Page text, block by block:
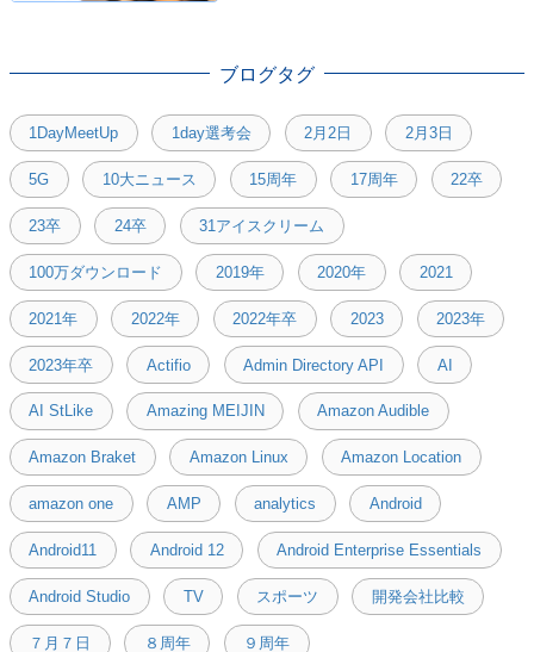
ブログタグ
1DayMeetUp 1day選考会 2月2日 2月3日
5G 10大ニュース 15周年 17周年 22卒
23卒 24卒 31アイスクリーム
100万ダウンロード 2019年 2020年 2021
2021年 2022年 2022年卒 2023 2023年
2023年卒 Actifio Admin Directory API AI
AI StLike Amazing MEIJIN Amazon Audible
Amazon Braket Amazon Linux Amazon Location
amazon one AMP analytics Android
Android11 Android 12 Android Enterprise Essentials
Android Studio TV スポーツ 開発会社比較
７月７日 ８周年 ９周年